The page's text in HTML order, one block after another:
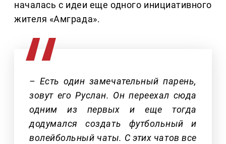
началась с идеи еще одного инициативного
жителя «Амграда».
– Есть один замечательный парень,
зовут его Руслан. Он переехал сюда
одним из первых и еще тогда
додумался создать футбольный и
волейбольный чаты. С этих чатов все